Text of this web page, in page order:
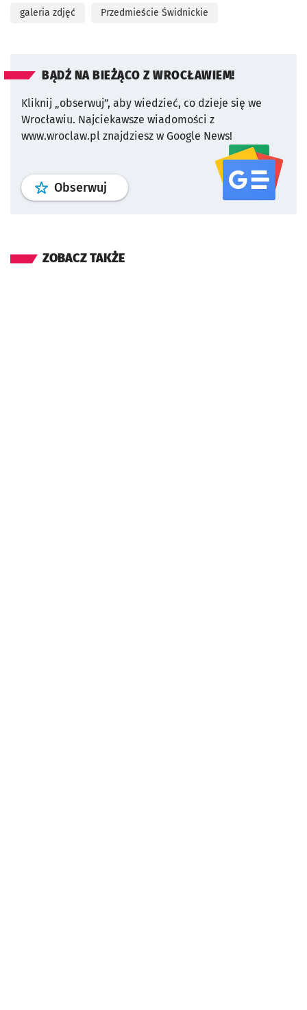
galeria zdjęć Przedmieście Świdnickie
BĄDŹ NA BIEŻĄCO Z WROCŁAWIEM!
Kliknij „obserwuj”, aby wiedzieć, co dzieje się we
Wrocławiu. Najciekawsze wiadomości z
www.wroclaw.pl znajdziesz w Google News!
Obserwuj profil serwisu
ZOBACZ TAKŻE